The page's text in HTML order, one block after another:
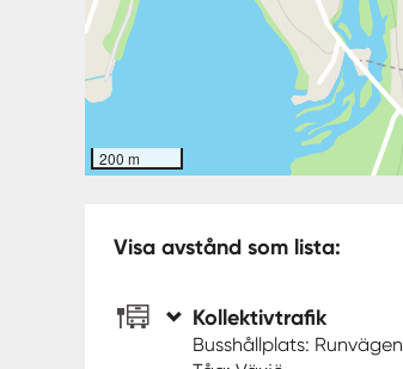
200 m
Visa avstånd som lista:
Kollektivtrafik
Busshållplats: Runvägen